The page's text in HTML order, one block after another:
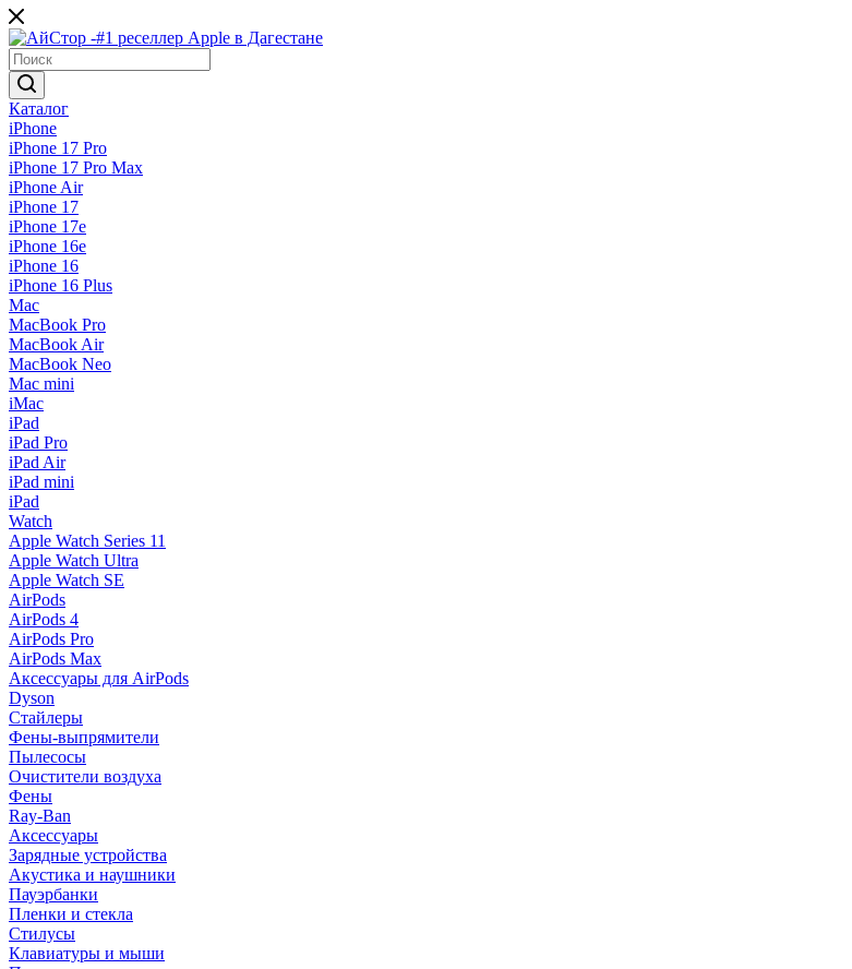
Каталог
iPhone
iPhone 17 Pro
iPhone 17 Pro Max
iPhone Air
iPhone 17
iPhone 17e
iPhone 16e
iPhone 16
iPhone 16 Plus
Mac
MacBook Pro
MacBook Air
MacBook Neo
Mac mini
iMac
iPad
iPad Pro
iPad Air
iPad mini
iPad
Watch
Apple Watch Series 11
Apple Watch Ultra
Apple Watch SE
AirPods
AirPods 4
AirPods Pro
AirPods Max
Аксессуары для AirPods
Dyson
Стайлеры
Фены-выпрямители
Пылесосы
Очистители воздуха
Фены
Ray-Ban
Аксессуары
Зарядные устройства
Акустика и наушники
Пауэрбанки
Пленки и стекла
Стилусы
Клавиатуры и мыши